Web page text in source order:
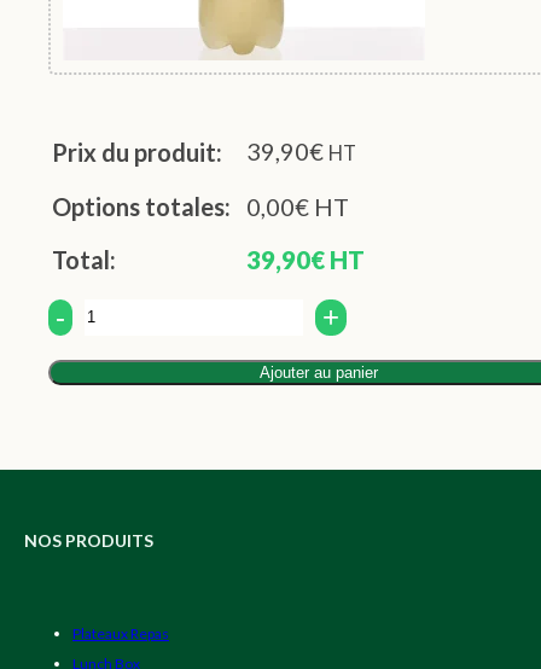
Prix du produit: 39,90€ HT
Options totales: 0,00€ HT
Total:
39,90€ HT
Quantity
Ajouter au panier
NOS PRODUITS
Plateaux Repas
Lunch Box